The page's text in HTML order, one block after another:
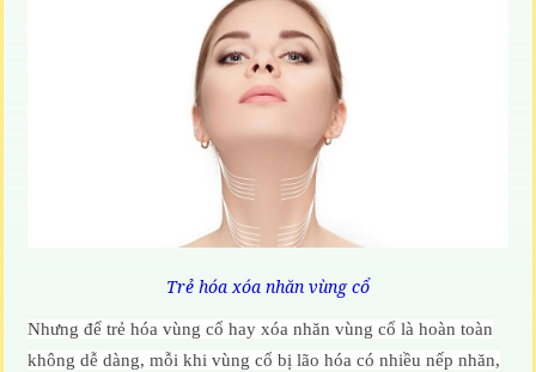
Trẻ hóa xóa nhăn vùng cổ
Nhưng để trẻ hóa vùng cổ hay xóa nhăn vùng cổ là hoàn toàn
không dễ dàng, mỗi khi vùng cổ bị lão hóa có nhiều nếp nhăn,